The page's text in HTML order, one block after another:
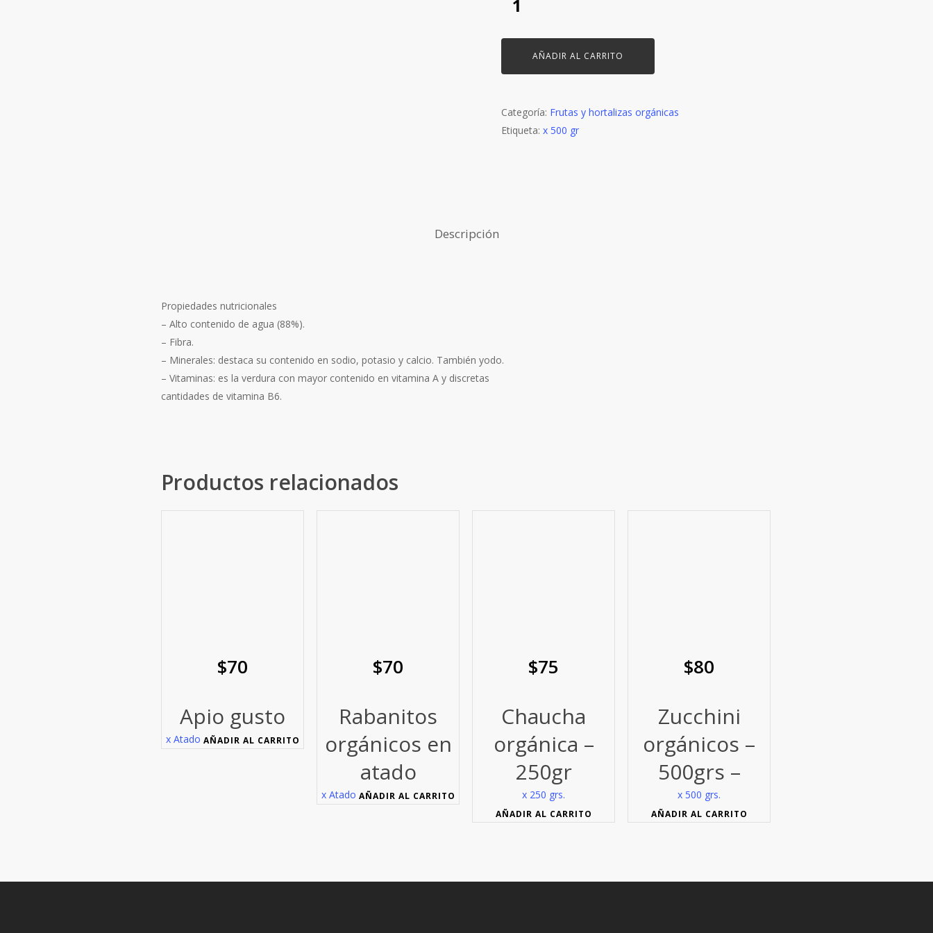
AÑADIR AL CARRITO
Categoría: Frutas y hortalizas orgánicas
Etiqueta: x 500 gr
Descripción
Propiedades nutricionales
– Alto contenido de agua (88%).
– Fibra.
– Minerales: destaca su contenido en sodio, potasio y calcio. También yodo.
– Vitaminas: es la verdura con mayor contenido en vitamina A y discretas
cantidades de vitamina B6.
Productos relacionados
$70
Apio gusto
x Atado AÑADIR AL CARRITO
$70
Rabanitos
orgánicos en
atado
x Atado AÑADIR AL CARRITO
$75
Chaucha
orgánica –
250gr
x 250 grs.
AÑADIR AL CARRITO
$80
Zucchini
orgánicos –
500grs –
x 500 grs.
AÑADIR AL CARRITO